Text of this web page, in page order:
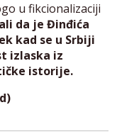
u fikcionalizaciji
da je Đinđića
kad se u Srbiji
izlaska iz
istorije.